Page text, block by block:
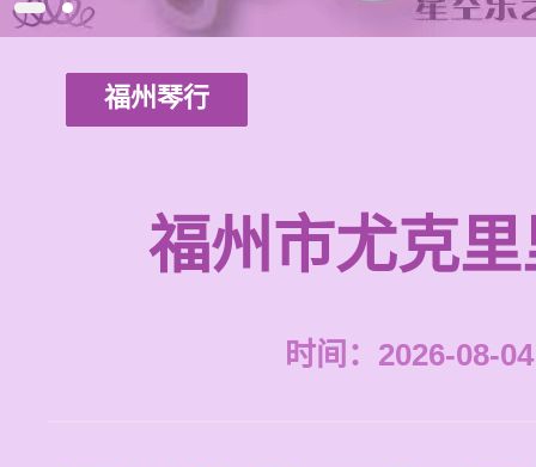
福州琴行
福州市尤克
时间：2026-08-